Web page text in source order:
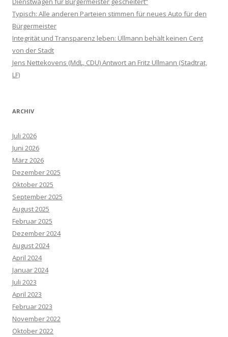
Typisch: Alle anderen Parteien stimmen für neues Auto für den
Bürgermeister
Integrität und Transparenz leben: Ullmann behält keinen Cent
von der Stadt
Jens Nettekovens (MdL, CDU) Antwort an Fritz Ullmann (Stadtrat,
LF)
ARCHIV
Juli 2026
Juni 2026
März 2026
Dezember 2025
Oktober 2025
September 2025
August 2025
Februar 2025
Dezember 2024
August 2024
April 2024
Januar 2024
Juli 2023
April 2023
Februar 2023
November 2022
Oktober 2022